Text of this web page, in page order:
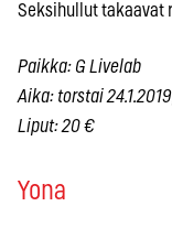
Seksihullut takaavat
Paikka: G Livelab
Aika: torstai
Liput: 20 €
Yona